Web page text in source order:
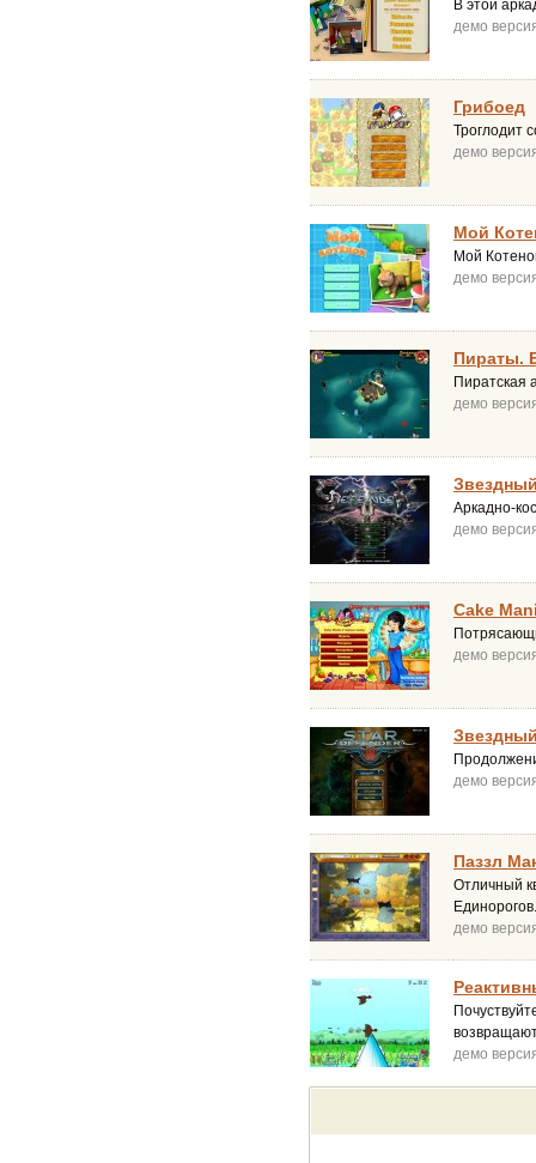
В этой
демо
Грибоед
Троглодит
демо
Мой
Мой
демо
Пираты.
Пиратская
демо
Аркадно-
демо
Cake
демо
демо
Паззл
Отличный
Единорогов.
демо
демо